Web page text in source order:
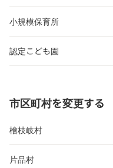
小規模保育所
認定こども園
市区町村を変更する
檜枝岐村
片品村